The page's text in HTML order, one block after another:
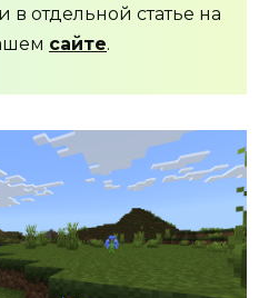
в отдельной статье на
сайте.